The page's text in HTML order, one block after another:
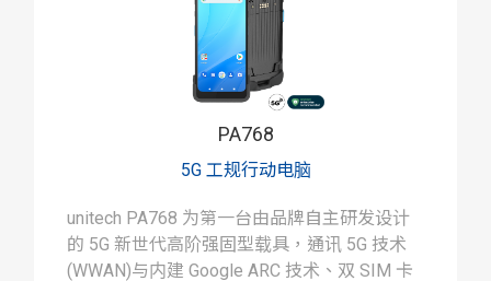
PA768
5G 工规行动电脑
unitech PA768 为第一台由品牌自主研发设计
的 5G 新世代高阶强固型载具，通讯 5G 技术
(WWAN)与内建 Google ARC 技术、双 SIM 卡